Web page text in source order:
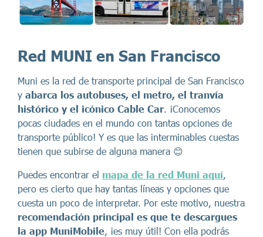
Red MUNI en San Francisco
Muni es la red de transporte principal de San Francisco
y abarca los autobuses, el metro, el tranvía
histórico y el icónico Cable Car. ¡Conocemos
pocas ciudades en el mundo con tantas opciones de
transporte público! Y es que las interminables cuestas
tienen que subirse de alguna manera 😊
Puedes encontrar el mapa de la red Muni aquí,
pero es cierto que hay tantas líneas y opciones que
cuesta un poco de interpretar. Por este motivo, nuestra
recomendación principal es que te descargues
la app MuniMobile, ¡es muy útil! Con ella podrás